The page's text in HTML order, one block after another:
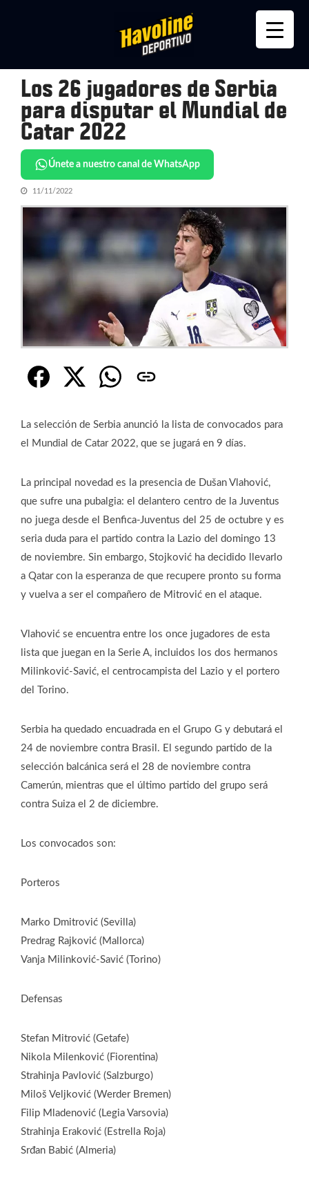
Los 26 jugadores de Serbia
para disputar el Mundial de
Catar 2022
Únete a nuestro canal de WhatsApp
11/11/2022
La selección de Serbia anunció la lista de convocados para
el Mundial de Catar 2022, que se jugará en 9 días.
La principal novedad es la presencia de Dušan Vlahović,
que sufre una pubalgia: el delantero centro de la Juventus
no juega desde el Benfica-Juventus del 25 de octubre y es
seria duda para el partido contra la Lazio del domingo 13
de noviembre. Sin embargo, Stojković ha decidido llevarlo
a Qatar con la esperanza de que recupere pronto su forma
y vuelva a ser el compañero de Mitrović en el ataque.
Vlahović se encuentra entre los once jugadores de esta
lista que juegan en la Serie A, incluidos los dos hermanos
Milinković-Savić, el centrocampista del Lazio y el portero
del Torino.
Serbia ha quedado encuadrada en el Grupo G y debutará el
24 de noviembre contra Brasil. El segundo partido de la
selección balcánica será el 28 de noviembre contra
Camerún, mientras que el último partido del grupo será
contra Suiza el 2 de diciembre.
Los convocados son:
Porteros
Marko Dmitrović (Sevilla)
Predrag Rajković (Mallorca)
Vanja Milinković-Savić (Torino)
Defensas
Stefan Mitrović (Getafe)
Nikola Milenković (Fiorentina)
Strahinja Pavlović (Salzburgo)
Miloš Veljković (Werder Bremen)
Filip Mladenović (Legia Varsovia)
Strahinja Eraković (Estrella Roja)
Srđan Babić (Almeria)